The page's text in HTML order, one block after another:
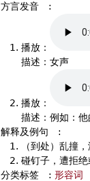
方言发音
:
播放：
描述：女声
播放：
描述：例如：他
解释及例句
:
（到处）乱撞
碰钉子，遭拒
分类标签
: 形容词